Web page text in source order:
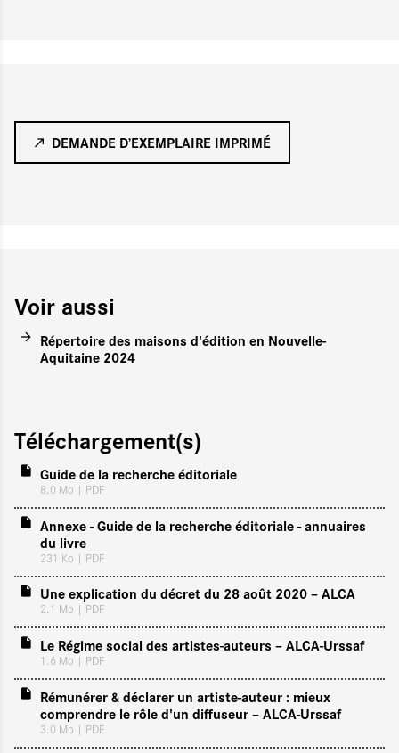
DEMANDE D’EXEMPLAIRE IMPRIMÉ
Voir aussi
Répertoire des maisons d'édition en Nouvelle-
Aquitaine 2024
Téléchargement(s)
Guide de la recherche éditoriale
8.0 Mo | PDF
Annexe - Guide de la recherche éditoriale - annuaires
du livre
231 Ko | PDF
Une explication du décret du 28 août 2020 – ALCA
2.1 Mo | PDF
Le Régime social des artistes-auteurs – ALCA-Urssaf
1.6 Mo | PDF
Rémunérer & déclarer un artiste-auteur : mieux
comprendre le rôle d'un diffuseur – ALCA-Urssaf
3.0 Mo | PDF